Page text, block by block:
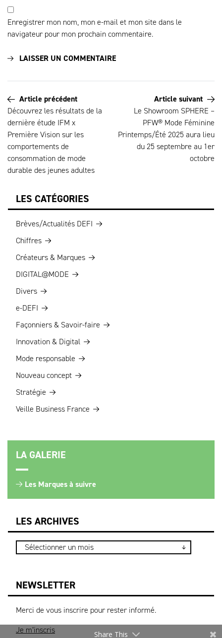
Enregistrer mon nom, mon e-mail et mon site dans le
navigateur pour mon prochain commentaire.
Article précédent
Découvrez les résultats de la
dernière étude IFM x
Première Vision sur les
comportements de
consommation de mode
durable des jeunes adultes
Article suivant
Le Showroom SPHERE –
PFW® Mode Féminine
Printemps/Été 2025 aura lieu
du 25 septembre au 1er
octobre
LES CATÉGORIES
Brèves/Actualités DEFI
Chiffres
Créateurs & Marques
DIGITAL@MODE
Divers
e-DEFI
Façonniers & Savoir-faire
Innovation & Digital
Mode responsable
Nouveau concept
Stratégie
Veille Business France
LA GALERIE
Les Marques à suivre
LES ARCHIVES
NEWSLETTER
Merci de vous inscrire pour rester informé.
Je m’inscris
Share This